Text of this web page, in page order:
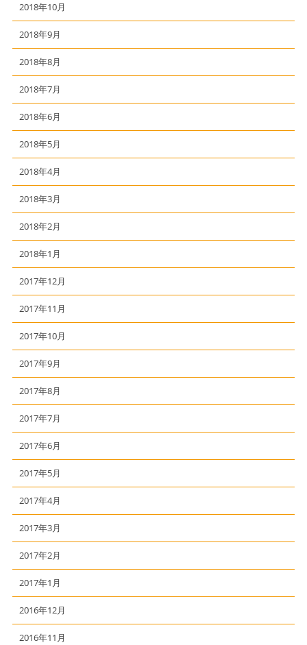
2018年10月
2018年9月
2018年8月
2018年7月
2018年6月
2018年5月
2018年4月
2018年3月
2018年2月
2018年1月
2017年12月
2017年11月
2017年10月
2017年9月
2017年8月
2017年7月
2017年6月
2017年5月
2017年4月
2017年3月
2017年2月
2017年1月
2016年12月
2016年11月